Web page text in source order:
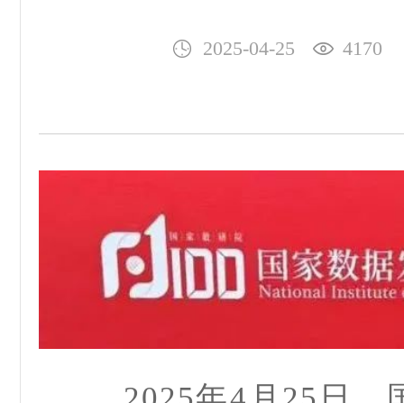
2025-04-25 4170